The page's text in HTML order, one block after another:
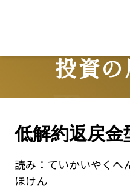
投資
低解約返戻金
読み： ていかいやくへ
ほけん